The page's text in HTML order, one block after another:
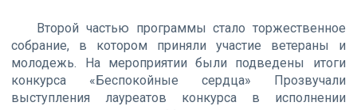
Второй частью программы стало торжественное
собрание, в котором приняли участие ветераны и
молодежь. На мероприятии были подведены итоги
конкурса «Беспокойные сердца» Прозвучали
выступления лауреатов конкурса в исполнении